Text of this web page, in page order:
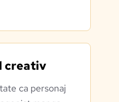
creativ
ca personaj